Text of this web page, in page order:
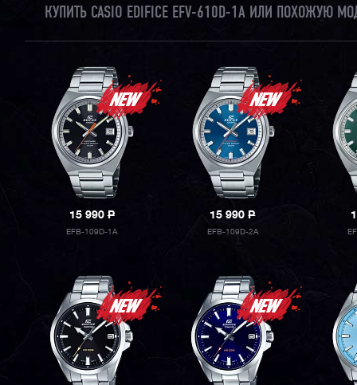
КУПИТЬ CASIO EDIFICE EFV-610D-1A ИЛИ ПОХОЖУЮ
15 990P
EFB-109D-1A
15 990P
EFB-109D-2A